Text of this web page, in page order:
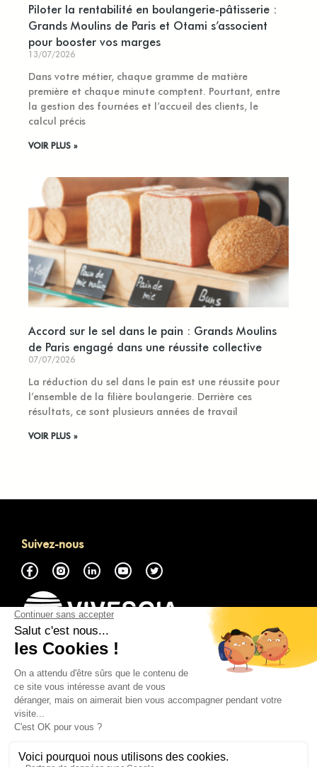
Piloter la rentabilité en boulangerie-pâtisserie :
Grands Moulins de Paris et Otami s’associent
pour booster vos marges
13/07/2026
Dans votre métier, chaque gramme de matière
première et chaque minute comptent. Pourtant, entre
la gestion des fournées et l’accueil des clients, le
calcul précis
VOIR PLUS »
Accord sur le sel dans le pain : Grands Moulins
de Paris engagé dans une réussite collective
07/07/2026
La réduction du sel dans le pain est une réussite pour
l’ensemble de la filière boulangerie. Derrière ces
résultats, ce sont plusieurs années de travail
VOIR PLUS »
Suivez-nous
À propos
Accéder à la Marketplace GMP
Nous contacter